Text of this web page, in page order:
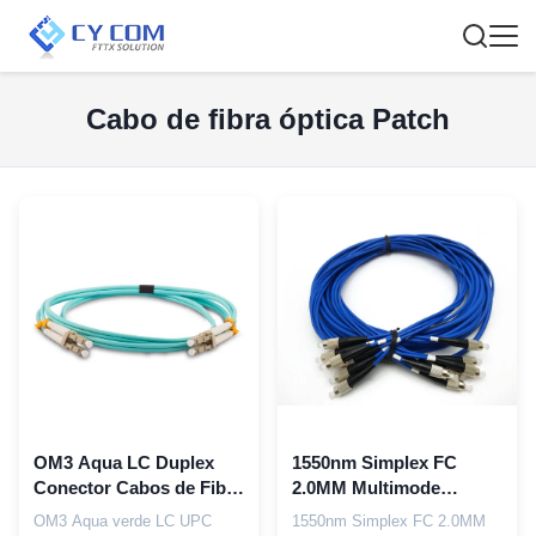
Cabo de fibra óptica Patch
OM3 Aqua LC Duplex
Conector Cabos de Fibra
Óptica
OM3 Aqua verde LC UPC
1550nm Simplex FC
2.0MM Multimode
Blindado Patch Cord
1550nm Simplex FC 2.0MM